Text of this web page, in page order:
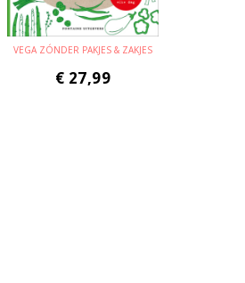
VEGA ZÓNDER PAKJES & ZAKJES
€ 27,99